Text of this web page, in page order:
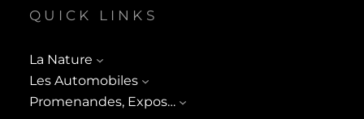
QUICK LINKS
La Nature
Les Automobiles
Promenandes, Expos…